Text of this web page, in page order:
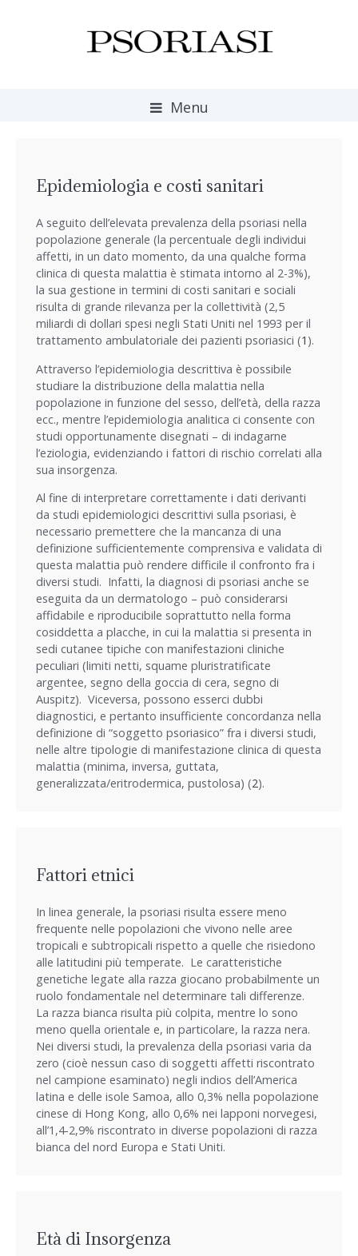
Menu
Epidemiologia e costi sanitari
A seguito dell’elevata prevalenza della psoriasi nella
popolazione generale (la percentuale degli individui
affetti, in un dato momento, da una qualche forma
clinica di questa malattia è stimata intorno al 2-3%),
la sua gestione in termini di costi sanitari e sociali
risulta di grande rilevanza per la collettività (2,5
miliardi di dollari spesi negli Stati Uniti nel 1993 per il
trattamento ambulatoriale dei pazienti psoriasici (1 ).
Attraverso l’epidemiologia descrittiva è possibile
studiare la distribuzione della malattia nella
popolazione in funzione del sesso, dell’età, della razza
ecc., mentre l’epidemiologia analitica ci consente con
studi opportunamente disegnati – di indagarne
l’eziologia, evidenziando i fattori di rischio correlati alla
sua insorgenza.
Al fine di interpretare correttamente i dati derivanti
da studi epidemiologici descrittivi sulla psoriasi, è
necessario premettere che la mancanza di una
definizione sufficientemente comprensiva e validata di
questa malattia può rendere difficile il confronto fra i
diversi studi. Infatti, la diagnosi di psoriasi anche se
eseguita da un dermatologo – può considerarsi
affidabile e riproducibile soprattutto nella forma
cosiddetta a placche, in cui la malattia si presenta in
sedi cutanee tipiche con manifestazioni cliniche
peculiari (limiti netti, squame pluristratificate
argentee, segno della goccia di cera, segno di
Auspitz). Viceversa, possono esserci dubbi
diagnostici, e pertanto insufficiente concordanza nella
definizione di “soggetto psoriasico” fra i diversi studi,
nelle altre tipologie di manifestazione clinica di questa
malattia (minima, inversa, guttata,
generalizzata/eritrodermica, pustolosa) (2).
Fattori etnici
In linea generale, la psoriasi risulta essere meno
frequente nelle popolazioni che vivono nelle aree
tropicali e subtropicali rispetto a quelle che risiedono
alle latitudini più temperate. Le caratteristiche
genetiche legate alla razza giocano probabilmente un
ruolo fondamentale nel determinare tali differenze.
La razza bianca risulta più colpita, mentre lo sono
meno quella orientale e, in particolare, la razza nera.
Nei diversi studi, la prevalenza della psoriasi varia da
zero (cioè nessun caso di soggetti affetti riscontrato
nel campione esaminato) negli indios dell’America
latina e delle isole Samoa, allo 0,3% nella popolazione
cinese di Hong Kong, allo 0,6% nei lapponi norvegesi,
all’1,4-2,9% riscontrato in diverse popolazioni di razza
bianca del nord Europa e Stati Uniti.
Età di Insorgenza